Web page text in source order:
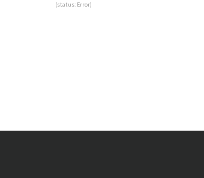
(status: Error)